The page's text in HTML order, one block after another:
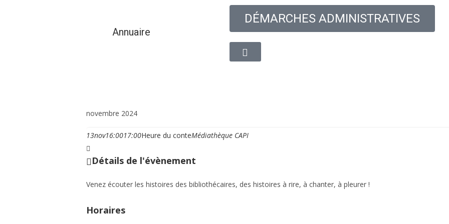
Annuaire
DÉMARCHES ADMINISTRATIVES
novembre 2024
13nov16:0017:00Heure du conteMédiathèque CAPI
Détails de l'évènement
Venez écouter les histoires des bibliothécaires, des histoires à rire, à chanter, à pleurer !
Horaires